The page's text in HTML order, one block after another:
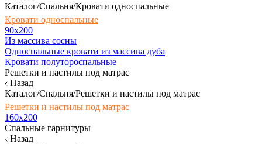
Каталог/Спальня/Кровати односпальные
Кровати односпальные
90х200
Из массива сосны
Односпальные кровати из массива дуба
Кровати полутороспальные
Решетки и настилы под матрас
Назад
Каталог/Спальня/Решетки и настилы под матрас
Решетки и настилы под матрас
160х200
Спальные гарнитуры
Назад